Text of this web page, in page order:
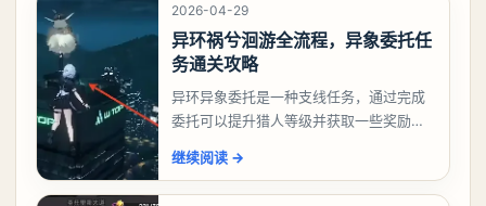
2026-04-29
异环祸兮洄游全流程，异象委托任
务通关攻略
异环异象委托是一种支线任务，通过完成
委托可以提升猎人等级并获取一些奖励，
么做，下面就来告诉大家。异环异象委托
祸兮洄游任务攻略
继续阅读 →